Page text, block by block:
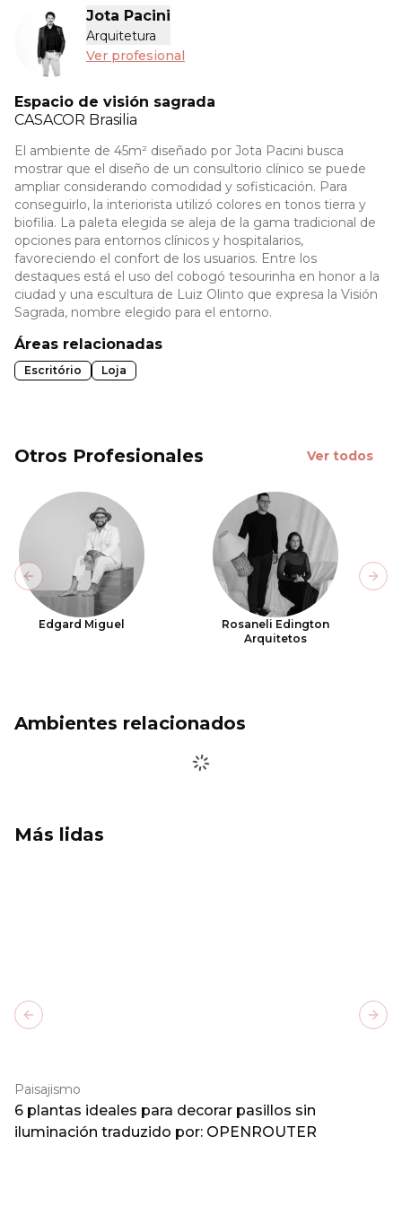
Jota Pacini
Arquitetura
Ver profesional
Espacio de visión sagrada
CASACOR Brasilia
El ambiente de 45m² diseñado por Jota Pacini busca
mostrar que el diseño de un consultorio clínico se puede
ampliar considerando comodidad y sofisticación. Para
conseguirlo, la interiorista utilizó colores en tonos tierra y
biofilia. La paleta elegida se aleja de la gama tradicional de
opciones para entornos clínicos y hospitalarios,
favoreciendo el confort de los usuarios. Entre los
destaques está el uso del cobogó tesourinha en honor a la
ciudad y una escultura de Luiz Olinto que expresa la Visión
Sagrada, nombre elegido para el entorno.
Áreas relacionadas
Escritório Loja
Otros Profesionales Ver todos
Edgard Miguel
Rosaneli Edington
Arquitetos
Previous slide
Ambientes relacionados
Más lidas
Paisajismo
6 plantas ideales para decorar pasillos sin
iluminación traduzido por: OPENROUTER
Previous slide